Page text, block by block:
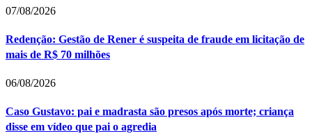
07/08/2026
Redenção: Gestão de Rener é suspeita de fraude em licitação de
mais de R$ 70 milhões
06/08/2026
Caso Gustavo: pai e madrasta são presos após morte; criança
disse em vídeo que pai o agredia